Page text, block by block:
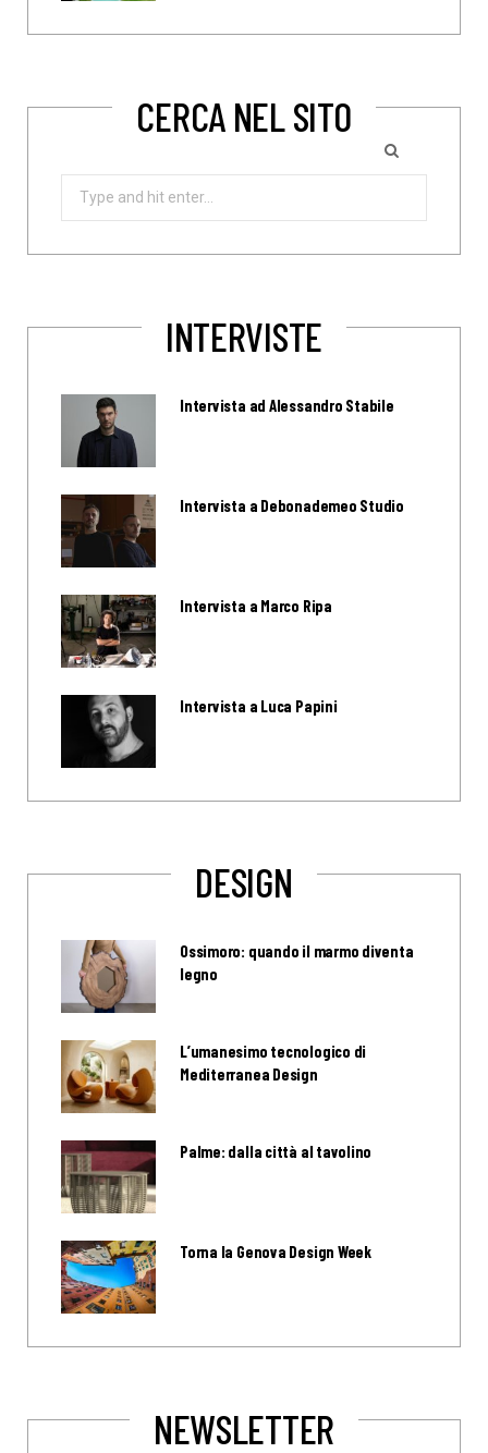
CERCA NEL SITO
Search
INTERVISTE
Intervista ad Alessandro Stabile
Intervista a Debonademeo Studio
Intervista a Marco Ripa
Intervista a Luca Papini
DESIGN
Ossimoro: quando il marmo diventa
legno
L’umanesimo tecnologico di
Mediterranea Design
Palme: dalla città al tavolino
Torna la Genova Design Week
NEWSLETTER